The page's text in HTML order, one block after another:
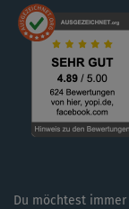
Du möchtest